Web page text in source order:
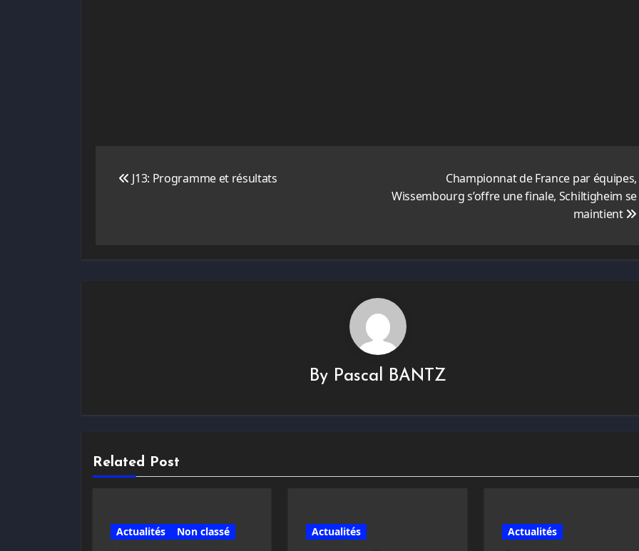
de
J13: Programme et résultats
Championnat de France par équipes,
Wissembourg s’offre une finale, Schiltigheim se
maintient
By Pascal BANTZ
Related Post
Actualités
Non classé
Actualités
Actualités